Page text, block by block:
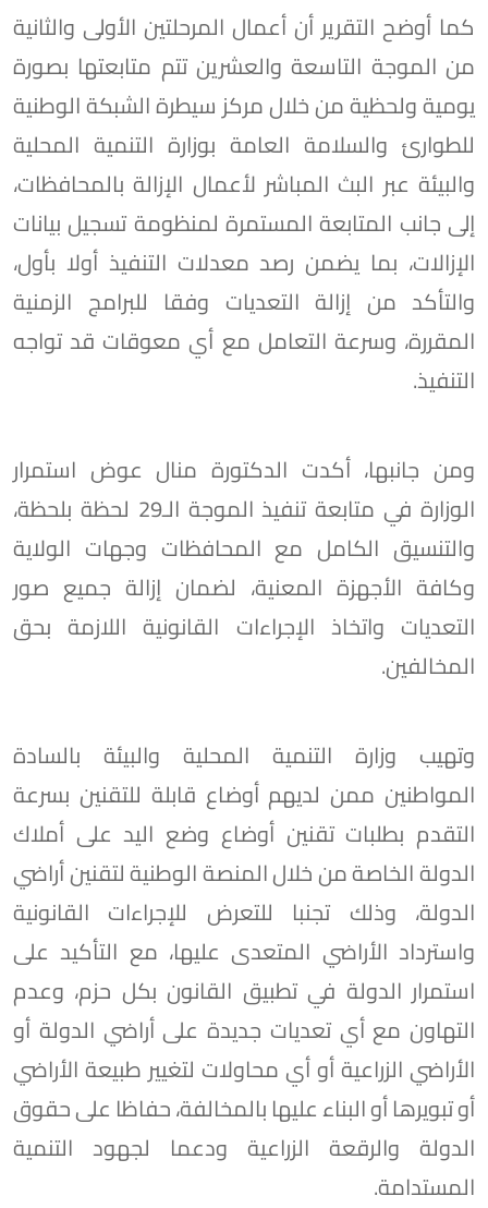
كما أوضح التقرير أن أعمال المرحلتين الأولى والثانية
من الموجة التاسعة والعشرين تتم متابعتها بصورة
يومية ولحظية من خلال مركز سيطرة الشبكة الوطنية
للطوارئ والسلامة العامة بوزارة التنمية المحلية
والبيئة عبر البث المباشر لأعمال الإزالة بالمحافظات،
إلى جانب المتابعة المستمرة لمنظومة تسجيل بيانات
الإزالات، بما يضمن رصد معدلات التنفيذ أولا بأول،
والتأكد من إزالة التعديات وفقا للبرامج الزمنية
المقررة، وسرعة التعامل مع أي معوقات قد تواجه
التنفيذ.
ومن جانبها، أكدت الدكتورة منال عوض استمرار
الوزارة في متابعة تنفيذ الموجة الـ29 لحظة بلحظة،
والتنسيق الكامل مع المحافظات وجهات الولاية
وكافة الأجهزة المعنية، لضمان إزالة جميع صور
التعديات واتخاذ الإجراءات القانونية اللازمة بحق
المخالفين.
وتهيب وزارة التنمية المحلية والبيئة بالسادة
المواطنين ممن لديهم أوضاع قابلة للتقنين بسرعة
التقدم بطلبات تقنين أوضاع وضع اليد على أملاك
الدولة الخاصة من خلال المنصة الوطنية لتقنين أراضي
الدولة، وذلك تجنبا للتعرض للإجراءات القانونية
واسترداد الأراضي المتعدى عليها، مع التأكيد على
استمرار الدولة في تطبيق القانون بكل حزم، وعدم
التهاون مع أي تعديات جديدة على أراضي الدولة أو
الأراضي الزراعية أو أي محاولات لتغيير طبيعة الأراضي
أو تبويرها أو البناء عليها بالمخالفة، حفاظا على حقوق
الدولة والرقعة الزراعية ودعما لجهود التنمية
المستدامة.